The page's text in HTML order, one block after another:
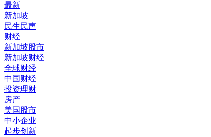
最新
新加坡
民生民声
财经
新加坡股市
新加坡财经
全球财经
中国财经
投资理财
房产
美国股市
中小企业
起步创新